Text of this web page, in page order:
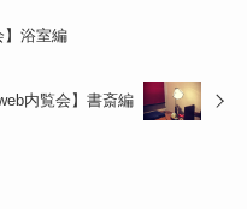
】浴室編
内覧会】書斎編